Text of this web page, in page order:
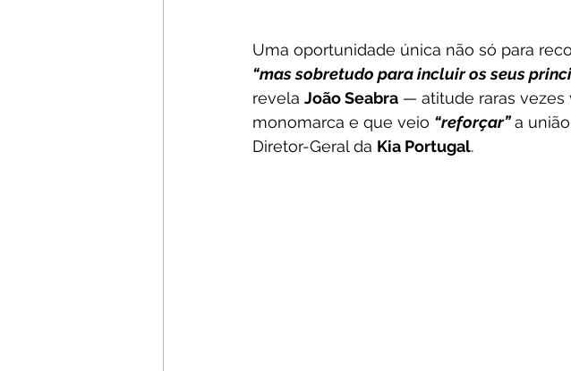
Uma oportunidade única não só para
“mas sobretudo para incluir os seus
revela João Seabra — atitude raras vezes
monomarca e que veio “reforçar” a
Diretor-Geral da Kia Portugal.